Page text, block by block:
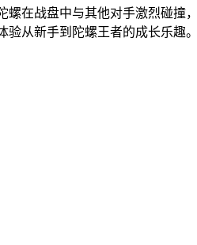
在战盘中与其他对手激烈碰
从新手到陀螺王者的成长乐趣。